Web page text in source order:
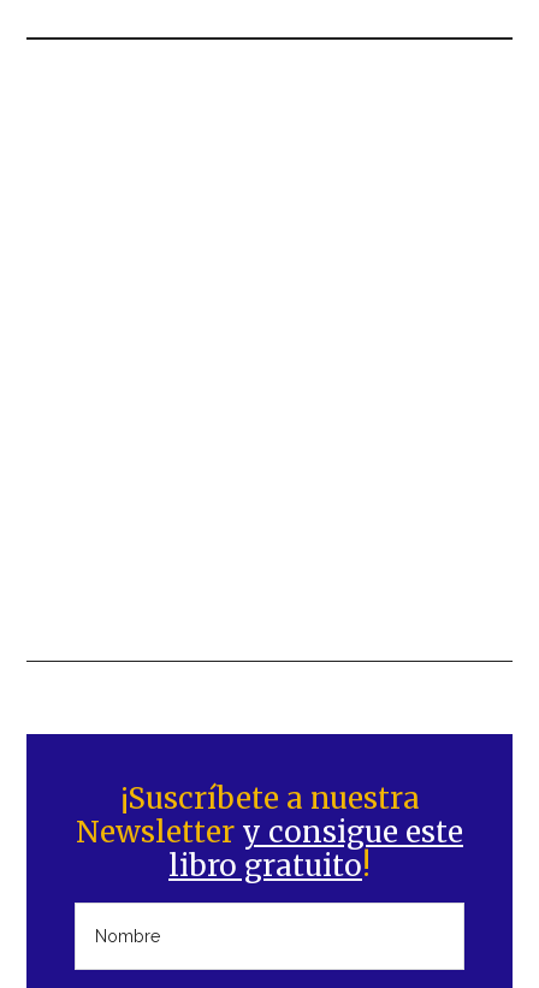
lateral
principal
¡Suscríbete a nuestra
Newsletter y consigue este
libro gratuito!